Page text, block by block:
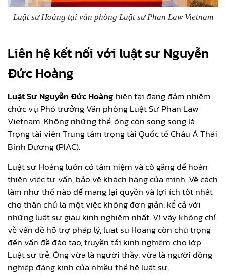
Luật sư Hoàng tại văn phòng Luật sư Phan Law Vietnam
Liên hệ kết nối với luật sư Nguyễn
Đức Hoàng
Luật Sư Nguyễn Đức Hoànghiện tại đang đảm nhiệm
chức vụ Phó trưởng Văn phòng Luật Sư Phan Law
Vietnam. Không những thế, ông còn song song là
Trọng tài viên Trung tâm trọng tài Quốc tế Châu Á Thái
Bình Dương (PIAC).
Luật sư Hoàng luôn có tâm niệm và cố gắng để hoàn
thiện việc tư vấn, bảo vệ khách hàng của mình. Về cách
làm như thế nào để mang lại quyền và lợi ích tốt nhất
cho thân chủ là một việc không đơn giản, kể cả với
những luật sư giàu kinh nghiệm nhất. Vì vậy không chỉ
về vấn đề hỗ trợ pháp lý, luat su Hoang còn chú trọng
đến vấn đề đào tạo, truyền tải kinh nghiệm cho lớp
Luật sư trẻ. Ông vừa là người thầy, vừa là người đồng
nghiệp đáng kính của nhiều thế hệ luật sư.